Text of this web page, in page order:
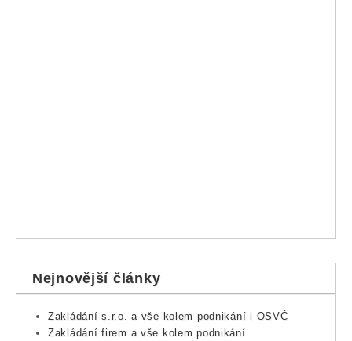
Nejnovější články
Zakládání s.r.o. a vše kolem podnikání i OSVČ
Zakládání firem a vše kolem podnikání